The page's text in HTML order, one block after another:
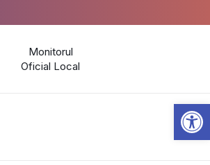
Monitorul
Oficial Local